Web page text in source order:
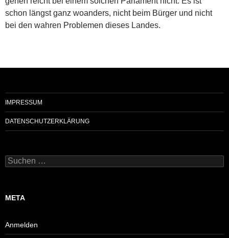
schon längst ganz woanders, nicht beim Bürger und nicht
bei den wahren Problemen dieses Landes.
IMPRESSUM
DATENSCHUTZERKLÄRUNG
Suchen
nach:
META
Anmelden